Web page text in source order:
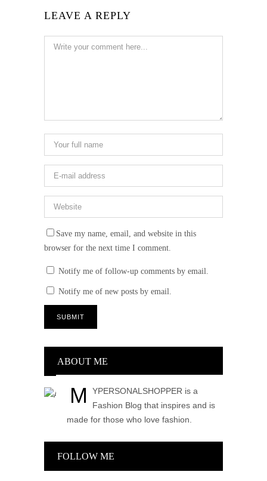
LEAVE A REPLY
Save my name, email, and website in this
browser for the next time I comment.
Notify me of follow-up comments by email.
Notify me of new posts by email.
ABOUT ME
M
YPERSONALSHOPPER is a
Fashion Blog that inspires and is
made for those who love fashion.
FOLLOW ME